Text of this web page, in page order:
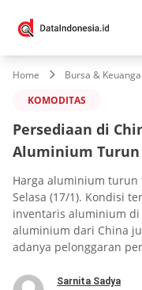
Home Bursa &
KOMODITAS
Persediaan di
Aluminium Turun
Harga aluminium
Selasa (17/1). Kondisi
inventaris aluminium
aluminium dari China
adanya pelonggaran
Sarnita Sadya